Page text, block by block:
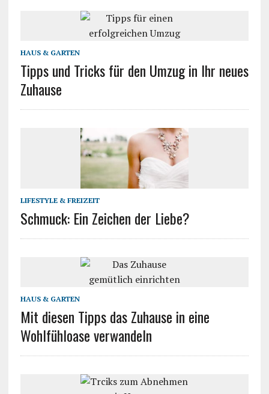
HAUS & GARTEN
Tipps und Tricks für den Umzug in Ihr neues
Zuhause
LIFESTYLE & FREIZEIT
Schmuck: Ein Zeichen der Liebe?
HAUS & GARTEN
Mit diesen Tipps das Zuhause in eine
Wohlfühloase verwandeln